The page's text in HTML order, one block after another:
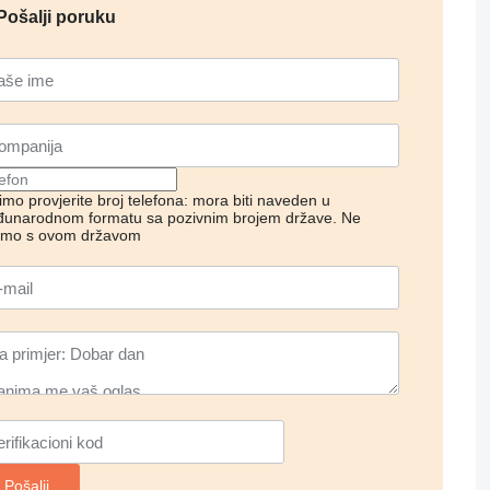
poruku
provjerite broj telefona: mora biti naveden u
formatu sa pozivnim brojem države. Ne
s ovom državom